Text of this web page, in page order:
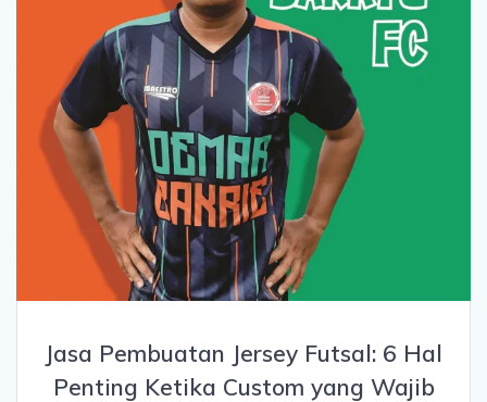
Jasa Pembuatan Jersey Futsal: 6 Hal
Penting Ketika Custom yang Wajib